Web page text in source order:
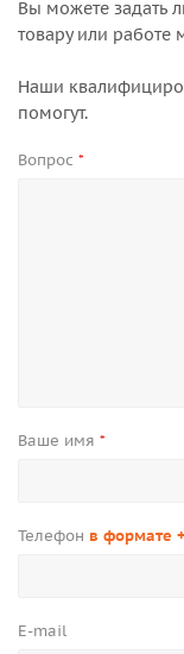
Вы можете задать
товару или работе
Наши
помогут.
Вопрос *
Ваше имя *
Телефон в формате
E-mail